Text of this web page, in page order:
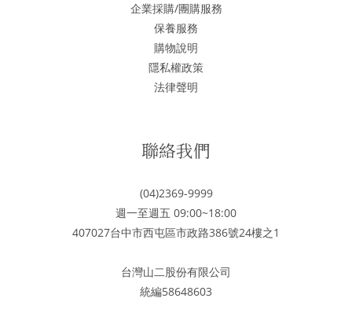
企業採購/團購服務
保養服務
購物說明
隱私權政策
法律聲明
聯絡我們
(04)2369-9999
週一至週五 09:00~18:00
407027台中市西屯區市政路386號24樓之1
台灣山二股份有限公司
統編58648603